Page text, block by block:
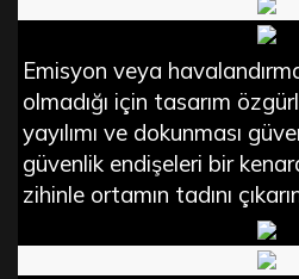
Emisyon veya
olmadığı için tasarım
yayılımı ve dokunması
güvenlik endişeleri bir
zihinle ortamın tadını